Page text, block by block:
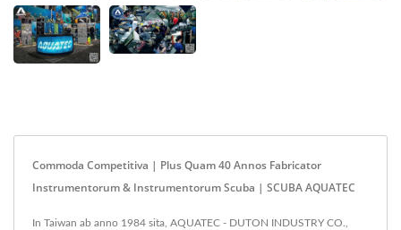
Commoda Competitiva | Plus Quam 40 Annos Fabricator
Instrumentorum & Instrumentorum Scuba | SCUBA AQUATEC
In Taiwan ab anno 1984 sita, AQUATEC - DUTON INDUSTRY CO.,